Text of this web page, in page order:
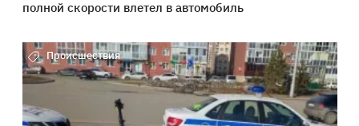
полной скорости влетел в автомобиль
Происшествия